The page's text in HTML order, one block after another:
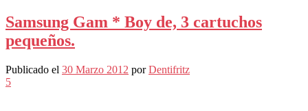
Samsung Gam * Boy de, 3 cartuchos
pequeños.
Publicado el 30 Marzo 2012 porDentifritz
5